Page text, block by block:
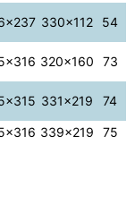
330×112
54
320×160
73
331×219 74
339×219 75